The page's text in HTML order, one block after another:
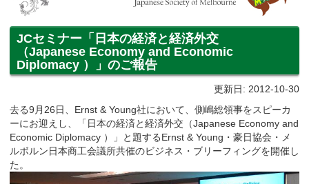
JCセミナー「日本の経済と経済外交
（Japanese Economy and Economic
Diplomacy ）」のご報告
更新日: 2012-10-30
去る9月26日、Ernst & Young社において、側嶋総領事をスピーカ
ーにお迎えし、「日本の経済と経済外交（Japanese Economy and
Economic Diplomacy ）」と題するErnst & Young・豪日協会・メ
ルボルン日本商工会議所共催のビジネス・ブリーフィングを開催し
た。